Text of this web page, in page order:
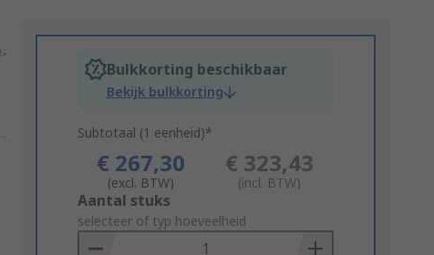
Bulkkorting beschikbaar
Bekijk bulkkorting
Subtotaal (1 eenheid)*
€ 267,30
(excl. BTW)
€ 323,43
(incl. BTW)
Add
to
Basket
Aantal stuks
selecteer of typ hoeveelheid